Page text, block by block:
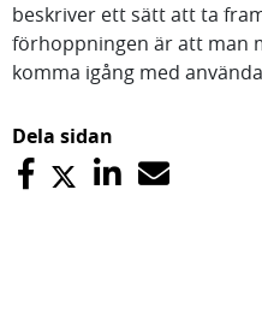
beskriver ett sätt att ta
förhoppningen är att man
komma igång med
Dela sidan